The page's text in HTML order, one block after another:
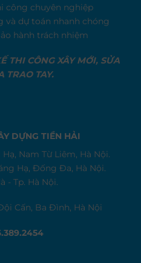
công chuyên nghiệp
và dự toán nhanh chóng
hành trách nhiệm
THI CÔNG XÂY MỚI, SỬA
TRAO TAY.
DỰNG TIỀN HẢI
Hạ, Nam Từ Liêm, Hà Nội.
Hạ, Đống Đa, Hà Nội.
- Tp. Hà Nội.
Cấn, Ba Đình, Hà Nội